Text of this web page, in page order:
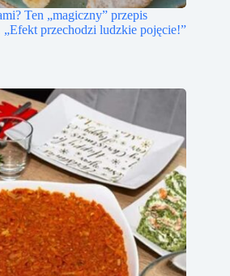
Ten „magiczny” przepis
przechodzi ludzkie pojęcie!”